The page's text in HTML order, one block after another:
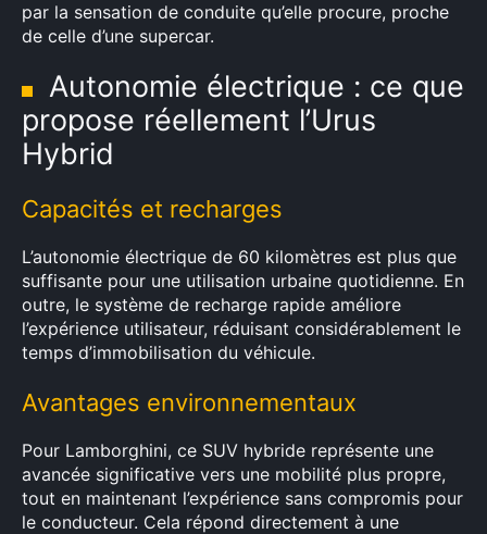
par la sensation de conduite qu’elle procure, proche
de celle d’une supercar.
Autonomie électrique : ce que
propose réellement l’Urus
Hybrid
Capacités et recharges
L’autonomie électrique de 60 kilomètres est plus que
suffisante pour une utilisation urbaine quotidienne. En
outre, le système de recharge rapide améliore
l’expérience utilisateur, réduisant considérablement le
temps d’immobilisation du véhicule.
Avantages environnementaux
Pour Lamborghini, ce SUV hybride représente une
avancée significative vers une mobilité plus propre,
tout en maintenant l’expérience sans compromis pour
le conducteur. Cela répond directement à une